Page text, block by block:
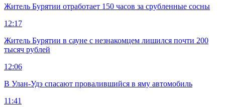
Житель Бурятии отработает 150 часов за срубленные сосны
12:17
Житель Бурятии в сауне с незнакомцем лишился почти 200
тысяч рублей
12:06
В Улан-Удэ спасают провалившийся в яму автомобиль
11:41